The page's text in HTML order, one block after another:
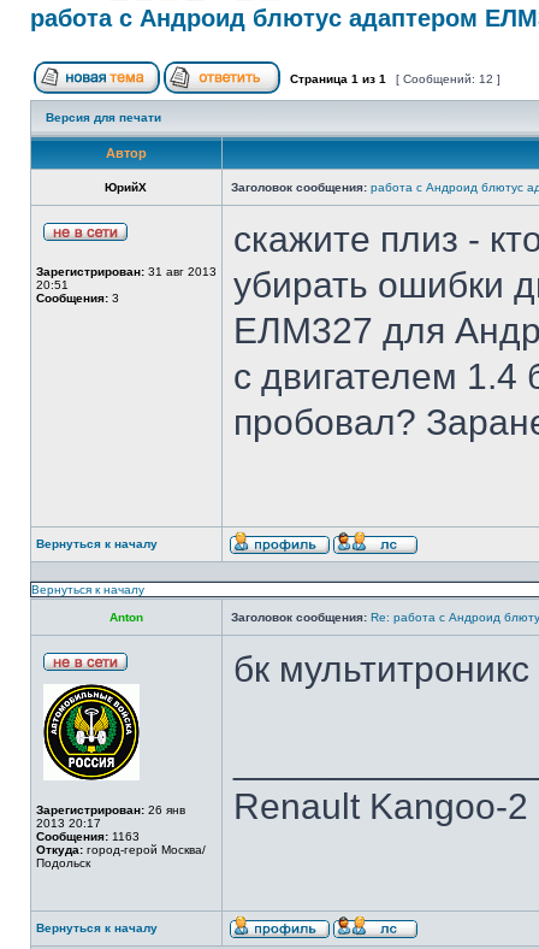
работа с Андроид блютус адаптером
Страница 1 из 1 [ Сообщений: 12 ]
Версия для печати
Автор
ЮрийХ Заголовок сообщения: работа с Андроид блютус
Зарегистрирован: 31 авг 2013
20:51
Сообщения: 3
скажите плиз -
убирать ошибки
ЕЛМ327 для
с двигателем 1.4
пробовал?
Вернуться к началу
Вернуться к началу
Anton Заголовок сообщения: Re: работа с Андроид
Зарегистрирован: 26 янв
2013 20:17
Сообщения: 1163
Откуда: город-герой Москва/
Подольск
бк
Renault Kangoo-
Вернуться к началу